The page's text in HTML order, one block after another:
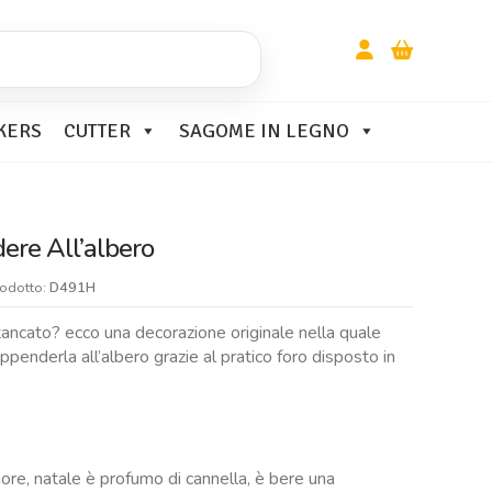
CUTTER SAGOME IN LEGNO
All’albero
D491H
ecco una decorazione originale nella quale
all’albero grazie al pratico foro disposto in
natale è profumo di cannella, è bere una